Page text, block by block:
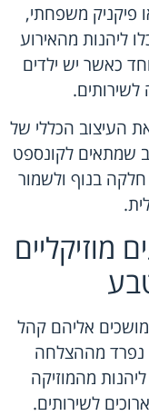
פיקניק משפחתי,
ליהנות מהאירוע
כאשר יש ילדים
את העיצוב הכללי של
שמתאים לקונספט
בנוף ולשמור
מוזיקליים
מושכים אליהם קהל
נפרד מההצלחה
מהמוזיקה
לשירותים.